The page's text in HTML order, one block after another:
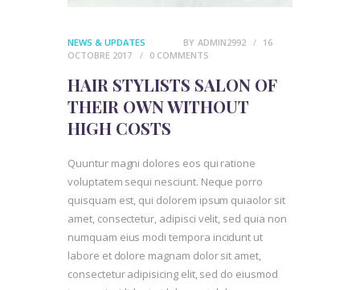
NEWS & UPDATES BY ADMIN2992
16
OCTOBRE 2017
0 COMMENTS
HAIR STYLISTS SALON OF
THEIR OWN WITHOUT
HIGH COSTS
Quuntur magni dolores eos qui ratione
voluptatem sequi nesciunt. Neque porro
quisquam est, qui dolorem ipsum quiaolor sit
amet, consectetur, adipisci velit, sed quia non
numquam eius modi tempora incidunt ut
labore et dolore magnam dolor sit amet,
consectetur adipisicing elit, sed do eiusmod